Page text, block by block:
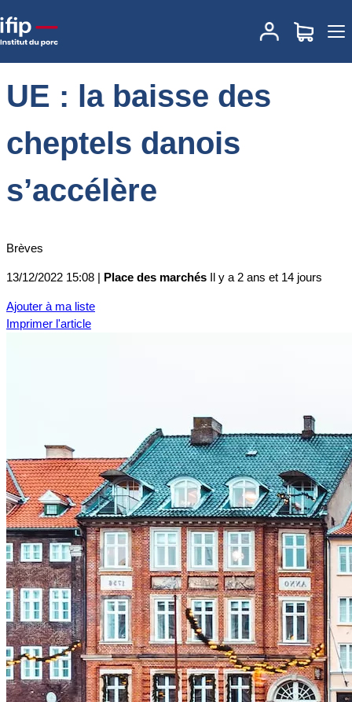
Accueil Actualités des marchés
UE : la baisse
des cheptels danois s’accélère
UE : la baisse des
cheptels danois
s’accélère
Brèves
13/12/2022 15:08 | Place des marchés Il y a 2 ans et 14 jours
Ajouter à ma liste
Imprimer l'article